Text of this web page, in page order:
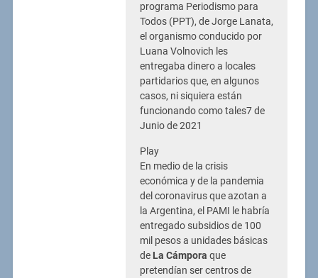
programa Periodismo para
Todos (PPT), de Jorge Lanata,
el organismo conducido por
Luana Volnovich les
entregaba dinero a locales
partidarios que, en algunos
casos, ni siquiera están
funcionando como tales7 de
Junio de 2021
Play
En medio de la crisis
económica y de la pandemia
del coronavirus que azotan a
la Argentina, el PAMI le habría
entregado subsidios de 100
mil pesos a unidades básicas
deLa Cámpora que
pretendían ser centros de